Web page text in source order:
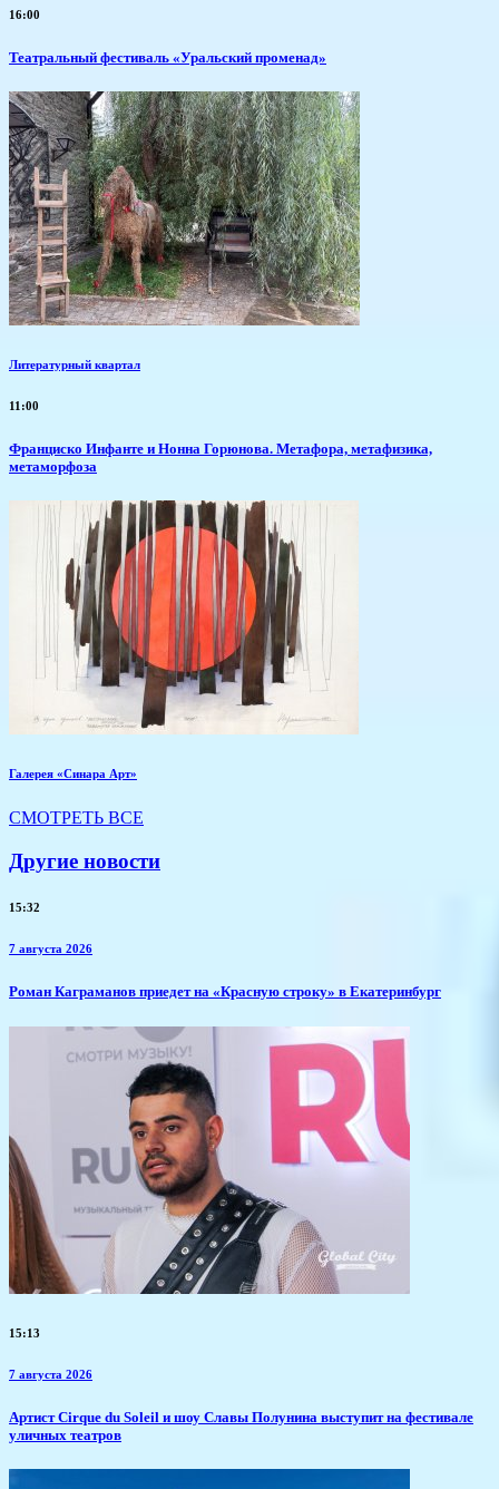
16:00
Театральный фестиваль «Уральский променад»
Литературный квартал
11:00
Франциско Инфанте и Нонна Горюнова. Метафора, метафизика,
метаморфоза
Галерея «Синара Арт»
СМОТРЕТЬ ВСЕ
Другие новости
15:32
7 августа 2026
​Роман Каграманов приедет на «Красную строку» в Екатеринбург
15:13
7 августа 2026
Артист Cirque du Soleil и шоу Славы Полунина выступит на фестивале
уличных театров